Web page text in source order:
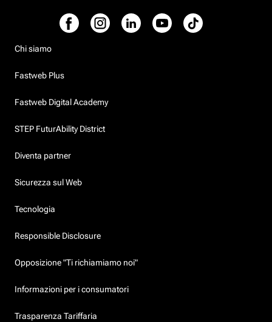
Chi siamo
Fastweb Plus
Fastweb Digital Academy
STEP FuturAbility District
Diventa partner
Sicurezza sul Web
Tecnologia
Responsible Disclosure
Opposizione "Ti richiamiamo noi"
Informazioni per i consumatori
Trasparenza Tariffaria